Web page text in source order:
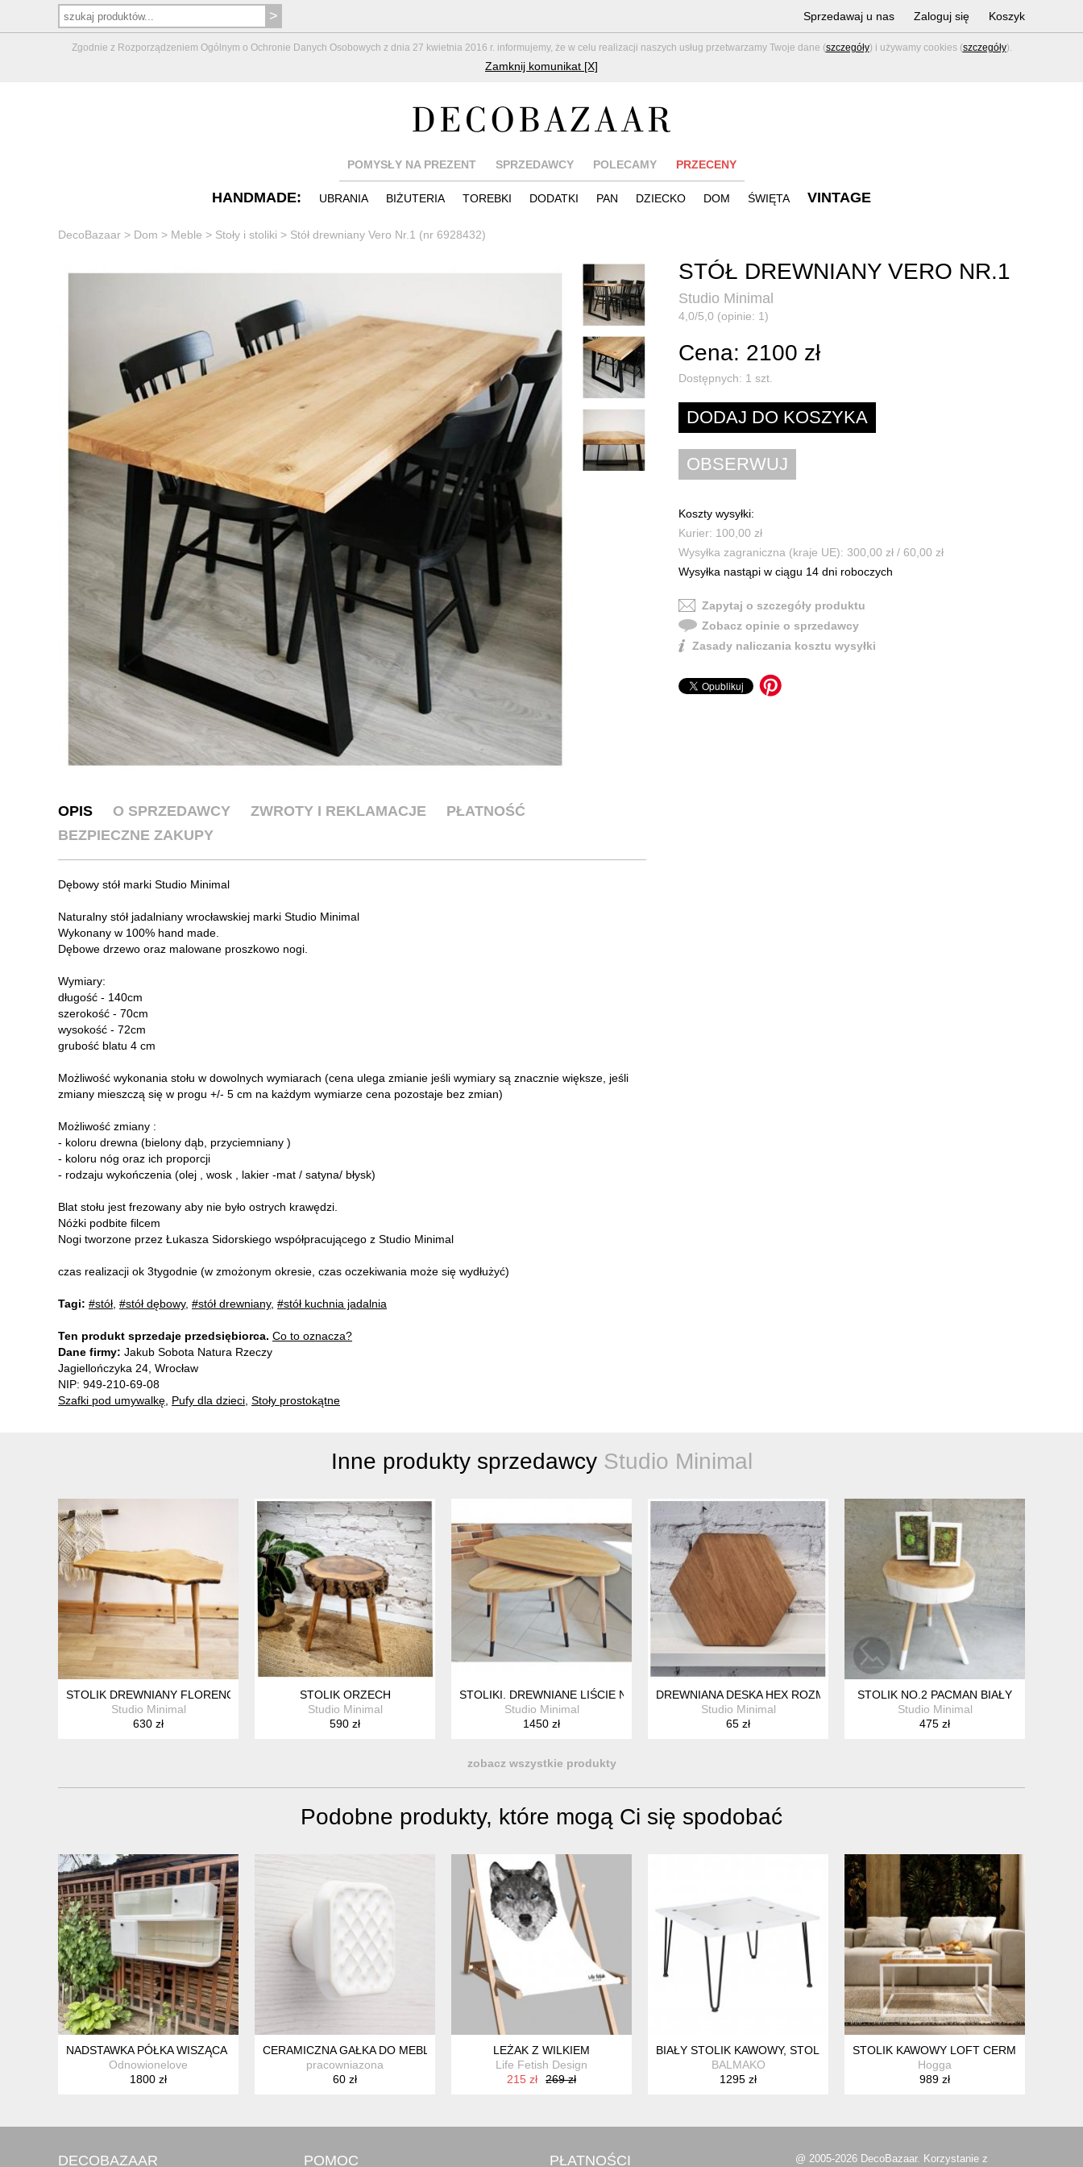
Zgodnie z Rozporządzeniem Ogólnym o Ochronie Danych Osobowych z dnia 27 kwietnia 2016 r. informujemy, że w celu realizacji naszych usług przetwarzamy Twoje dane (szczegóły) i używamy cookies (szczegóły).
Zamknij komunikat [X]
Sprzedawaj u nas Zaloguj się Koszyk
POMYSŁY NA PREZENT SPRZEDAWCY POLECAMY PRZECENY
HANDMADE: UBRANIA BIŻUTERIA TOREBKI DODATKI PAN DZIECKO DOM ŚWIĘTA VINTAGE
DecoBazaar > Dom > Meble > Stoły i stoliki > Stół drewniany Vero Nr.1 (nr 6928432)
STÓŁ DREWNIANY VERO NR.1
Studio Minimal
4,0/5,0 (opinie: 1)
Cena: 2100 zł
Dostępnych: 1 szt.
Koszty wysyłki:
Kurier: 100,00 zł
Wysyłka zagraniczna (kraje UE): 300,00 zł / 60,00 zł
Wysyłka nastąpi w ciągu 14 dni roboczych
Zapytaj o szczegóły produktu
Zobacz opinie o sprzedawcy
Zasady naliczania kosztu wysyłki
OPIS O SPRZEDAWCY ZWROTY I REKLAMACJE
PŁATNOŚĆ
BEZPIECZNE ZAKUPY
Dębowy stół marki Studio Minimal
Naturalny stół jadalniany wrocławskiej marki Studio Minimal
Wykonany w 100% hand made.
Dębowe drzewo oraz malowane proszkowo nogi.
Wymiary:
długość - 140cm
szerokość - 70cm
wysokość - 72cm
grubość blatu 4 cm
Możliwość wykonania stołu w dowolnych wymiarach (cena ulega zmianie jeśli wymiary są znacznie większe, jeśli
zmiany mieszczą się w progu +/- 5 cm na każdym wymiarze cena pozostaje bez zmian)
Możliwość zmiany :
- koloru drewna (bielony dąb, przyciemniany )
- koloru nóg oraz ich proporcji
- rodzaju wykończenia (olej , wosk , lakier -mat / satyna/ błysk)
Blat stołu jest frezowany aby nie było ostrych krawędzi.
Nóżki podbite filcem
Nogi tworzone przez Łukasza Sidorskiego współpracującego z Studio Minimal
czas realizacji ok 3tygodnie (w zmożonym okresie, czas oczekiwania może się wydłużyć)
Tagi: #stół #stół dębowy, #stół drewniany, #stół kuchnia jadalnia
Ten produkt sprzedaje przedsiębiorca. Co to oznacza?
Dane firmy: Jakub Sobota Natura Rzeczy
Jagiellończyka 24, Wrocław
NIP: 949-210-69-08
Szafki pod umywalkę Pufy dla dzieci Stoły prostokątne
Inne produkty sprzedawcy Studio Minimal
STOLIK DREWNIANY FLORENCE
Studio Minimal
630 zł
STOLIK ORZECH
Studio Minimal
590 zł
STOLIKI. DREWNIANE LIŚCIE NR.1
Studio Minimal
1450 zł
DREWNIANA DESKA HEX ROZM. M
Studio Minimal
65 zł
STOLIK NO.2 PACMAN BIAŁY
Studio Minimal
475 zł
zobacz wszystkie produkty
Podobne produkty, które mogą Ci się spodobać
NADSTAWKA PÓŁKA WISZĄCA PRL KREDENS KUCHENNY
Odnowionelove
1800 zł
CERAMICZNA GAŁKA DO MEBLI, BIAŁA, WZ.7
pracowniazona
60 zł
LEŻAK Z WILKIEM
Life Fetish Design
215 zł
269 zł
BIAŁY STOLIK KAWOWY, STOLIK KWADRATOWY, BIAŁO CZARNA MOZAIKA,
BALMAKO
1295 zł
STOLIK KAWOWY LOFT CERMIS 80CM X
Hogga
989 zł
DECOBAZAAR POMOC PŁATNOŚCI @ 2005-2026 DecoBazaar. Korzystanie z